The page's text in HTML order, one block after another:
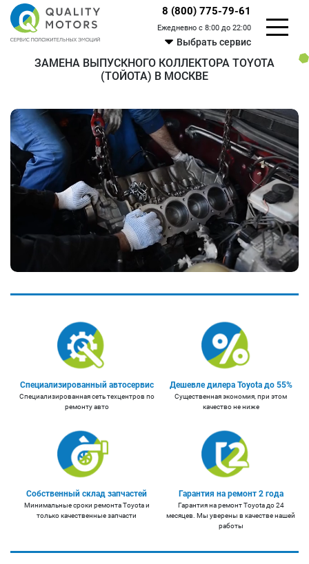
8 (800) 775-79-61
Ежедневно с 8:00 до 22:00
Выбрать сервис
ЗАМЕНА ВЫПУСКНОГО КОЛЛЕКТОРА TOYOTA
(ТОЙОТА) В МОСКВЕ
Специализированный автосервис
Специализированная сеть техцентров по
ремонту авто
Дешевле дилера Toyota до 55%
Существенная экономия, при этом
качество не ниже
Собственный склад запчастей
Минимальные сроки ремонта Toyota и
только качественные запчасти
Гарантия на ремонт 2 года
Гарантия на ремонт Toyota до 24
месяцев. Мы уверены в качестве нашей
работы